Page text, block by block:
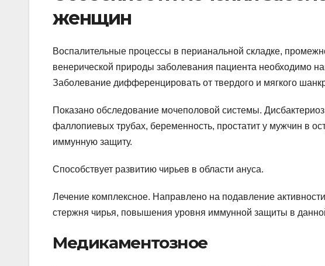
женщин
Воспалительные процессы в перианальной складке,
венерической природы заболевания пациента необходимо
Заболевание дифференцировать от твердого и мягкого
Показано обследование мочеполовой системы.
фаллопиевых трубах, беременность, простатит у мужчин в
иммунную защиту.
Способствует развитию чирьев в области ануса.
Лечение комплексное. Направлено на подавление
стержня чирья, повышения уровня иммунной защиты в
Медикаментозное